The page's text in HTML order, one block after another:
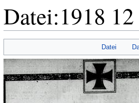
Datei:1918
Navigation
springen
Suche
springen
Datei